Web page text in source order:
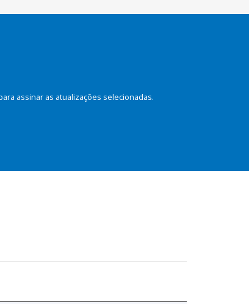
assinar as atualizações selecionadas.